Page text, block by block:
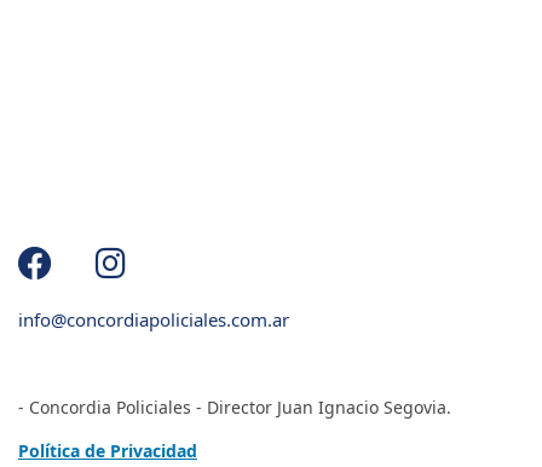
info@concordiapoliciales.com.ar
- Concordia Policiales - Director Juan Ignacio Segovia.
Política de Privacidad